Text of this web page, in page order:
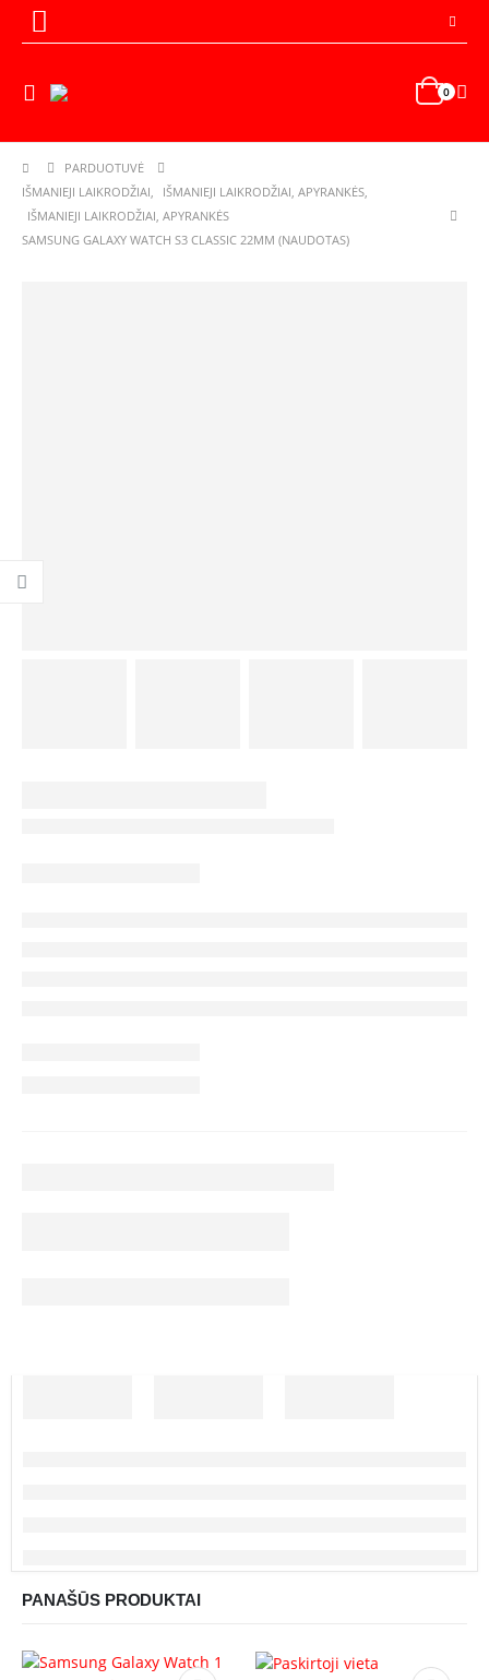
0
PARDUOTUVĖ
IŠMANIEJI LAIKRODŽIAI, IŠMANIEJI LAIKRODŽIAI, APYRANKĖS,
IŠMANIEJI LAIKRODŽIAI, APYRANKĖS
SAMSUNG GALAXY WATCH S3 CLASSIC 22MM (NAUDOTAS)
PANAŠŪS PRODUKTAI